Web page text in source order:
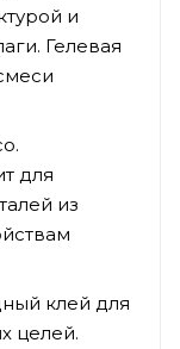
и
Гелевая
для
из
клей для
целей.